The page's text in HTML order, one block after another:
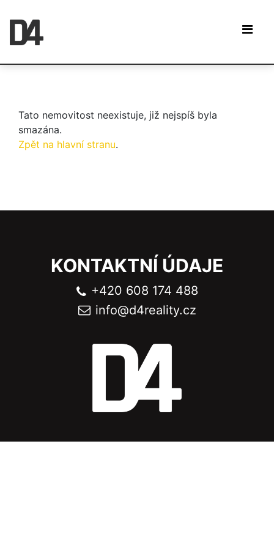
Tato nemovitost neexistuje, již nejspíš byla
smazána.
Zpět na hlavní stranu.
KONTAKTNÍ ÚDAJE
+420 608 174 488
info@d4reality.cz